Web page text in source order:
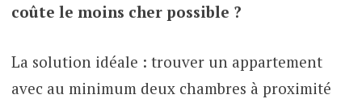
coûte le moins cher possible ?
La solution idéale : trouver un appartement
avec au minimum deux chambres à proximité